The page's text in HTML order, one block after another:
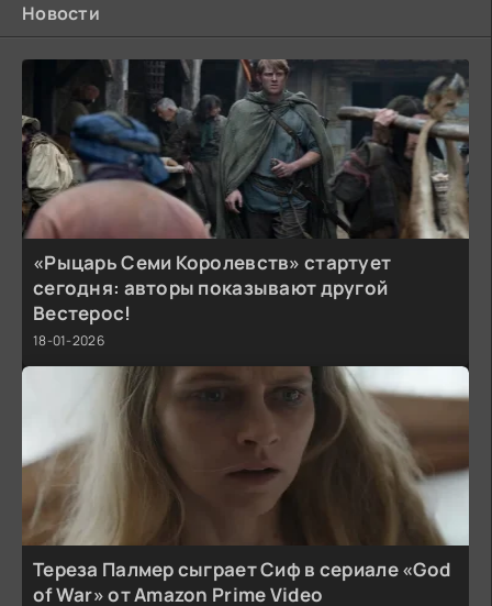
Новости
«Рыцарь Семи Королевств» стартует
сегодня: авторы показывают другой
Вестерос!
18-01-2026
Тереза Палмер сыграет Сиф в сериале «God
of War» от Amazon Prime Video